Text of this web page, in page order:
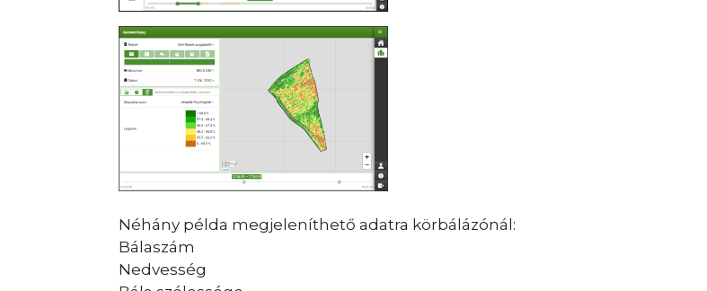
Néhány példa megjeleníthető adatra körbálázónál:
Bálaszám
Nedvesség